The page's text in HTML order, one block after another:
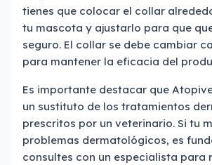
tienes que colocar el collar
tu mascota y ajustarlo para que
seguro. El collar se debe cambiar
para mantener la eficacia del
Es importante destacar que
un sustituto de los tratamientos
prescritos por un veterinario. Si tu
problemas dermatológicos, es
consultes con un especialista para